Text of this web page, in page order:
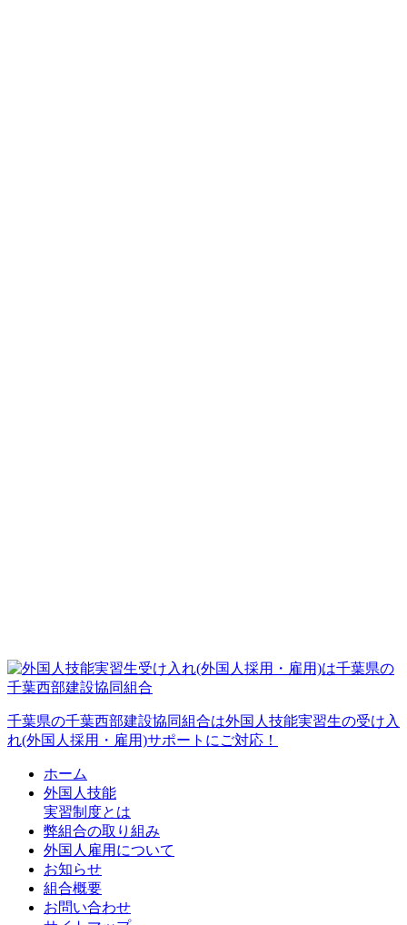
千葉県の千葉西部建設協同組合は外国人技能実習生の受け入
れ(外国人採用・雇用)サポートにご対応！
ホーム
外国人技能
実習制度とは
弊組合の取り組み
外国人雇用について
お知らせ
組合概要
お問い合わせ